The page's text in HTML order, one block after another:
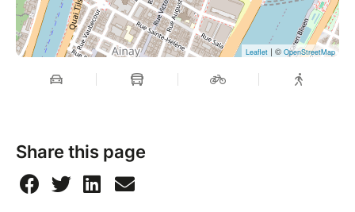
Leaflet | © OpenStreetMap
Share this page